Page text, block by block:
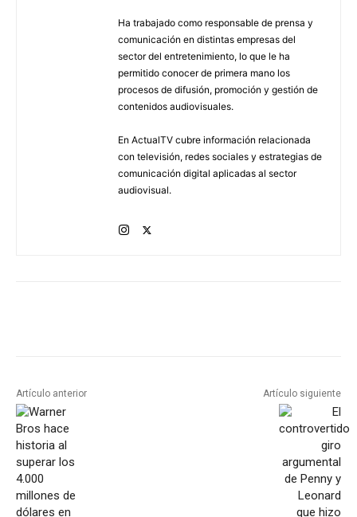
Ha trabajado como responsable de prensa y
comunicación en distintas empresas del
sector del entretenimiento, lo que le ha
permitido conocer de primera mano los
procesos de difusión, promoción y gestión de
contenidos audiovisuales.
En ActualTV cubre información relacionada
con televisión, redes sociales y estrategias de
comunicación digital aplicadas al sector
audiovisual.
Artículo anterior Artículo siguiente